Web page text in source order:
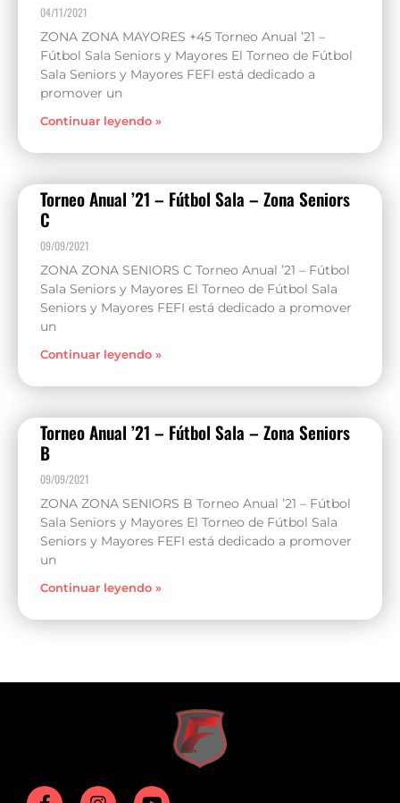
04/11/2021
ZONA ZONA MAYORES +45 Torneo Anual ’21 –
Fútbol Sala Seniors y Mayores El Torneo de Fútbol
Sala Seniors y Mayores FEFI está dedicado a
promover un
Continuar leyendo »
Torneo Anual ’21 – Fútbol Sala – Zona Seniors
C
09/09/2021
ZONA ZONA SENIORS C Torneo Anual ’21 – Fútbol
Sala Seniors y Mayores El Torneo de Fútbol Sala
Seniors y Mayores FEFI está dedicado a promover
un
Continuar leyendo »
Torneo Anual ’21 – Fútbol Sala – Zona Seniors
B
09/09/2021
ZONA ZONA SENIORS B Torneo Anual ’21 – Fútbol
Sala Seniors y Mayores El Torneo de Fútbol Sala
Seniors y Mayores FEFI está dedicado a promover
un
Continuar leyendo »